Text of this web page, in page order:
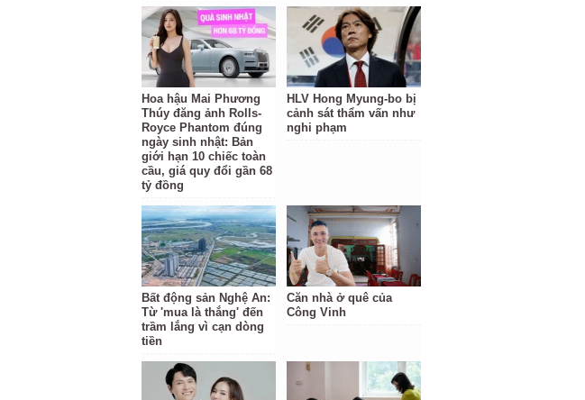
Hoa hậu Mai Phương
Thúy đăng ảnh Rolls-
Royce Phantom đúng
ngày sinh nhật: Bản
giới hạn 10 chiếc toàn
cầu, giá quy đổi gần 68
tỷ đồng
HLV Hong Myung-bo bị
cảnh sát thẩm vấn như
nghi phạm
Bất động sản Nghệ An:
Từ 'mua là thắng' đến
trầm lắng vì cạn dòng
tiền
Căn nhà ở quê của
Công Vinh